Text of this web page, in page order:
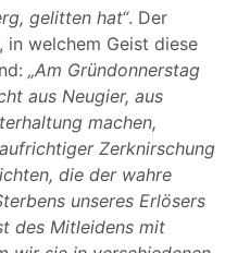
gelitten hat“. Der
in welchem Geist diese
„Am Gründonnerstag
aus Neugier, aus
machen,
Zerknirschung
die der wahre
unseres Erlösers
des Mitleidens mit